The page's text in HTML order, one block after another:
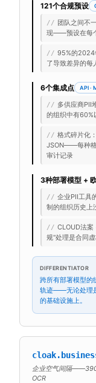
121个合规预设
// 团队之间不
现——预设在每
// 95%的2024
了导致差异的每
6个集成点 API ·
// 多供应商PII
的组织中有60%
// 格式碎片化
JSON——每种格
审计记录
3种部署模型 +
// 企业PII工
制的组织历史上
// CLOUD法案
规"处理是合同
DIFFERENTIATOR
跨所有部署模型的
轨迹——无论处理
的基础设施上。
企业空气间隔
OCR